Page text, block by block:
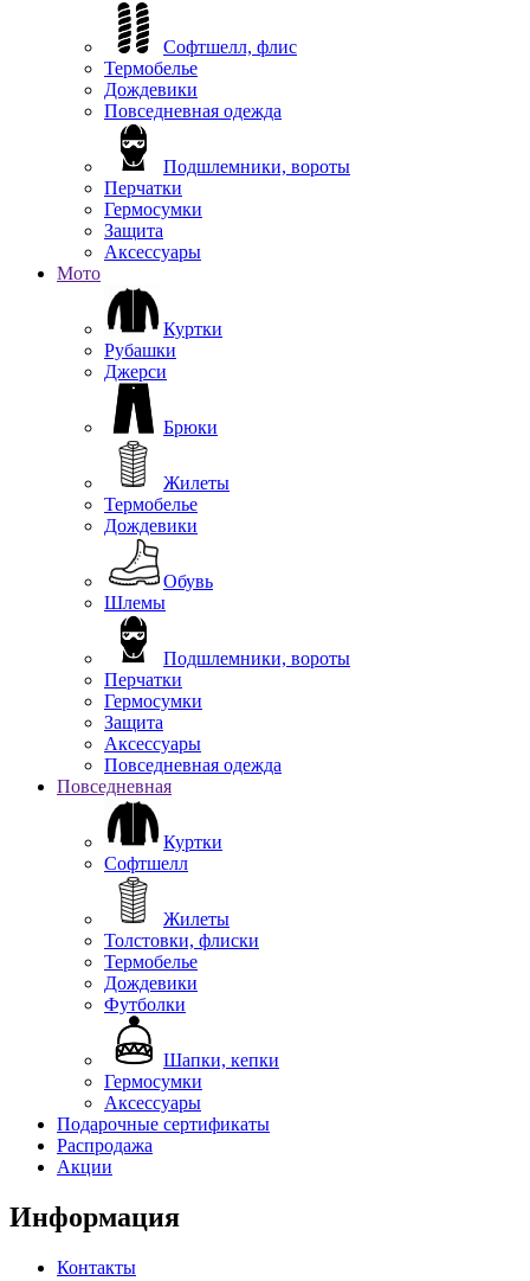
Софтшелл, флис
Термобелье
Дождевики
Повседневная одежда
Подшлемники, вороты
Перчатки
Гермосумки
Защита
Аксессуары
Мото
Куртки
Рубашки
Джерси
Брюки
Жилеты
Термобелье
Дождевики
Обувь
Шлемы
Подшлемники, вороты
Перчатки
Гермосумки
Защита
Аксессуары
Повседневная одежда
Повседневная
Куртки
Софтшелл
Жилеты
Толстовки, флиски
Термобелье
Дождевики
Футболки
Шапки, кепки
Гермосумки
Аксессуары
Подарочные сертификаты
Распродажа
Акции
Информация
Контакты